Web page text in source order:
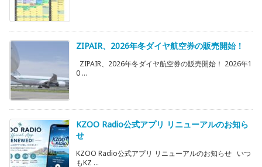
ZIPAIR、2026年冬ダイヤ航空券の販売開始！
ZIPAIR、2026年冬ダイヤ航空券の販売開始！ 2026年1
0 ...
KZOO Radio公式アプリ リニューアルのお知ら
せ
KZOO Radio公式アプリ リニューアルのお知らせ いつ
もKZ ...